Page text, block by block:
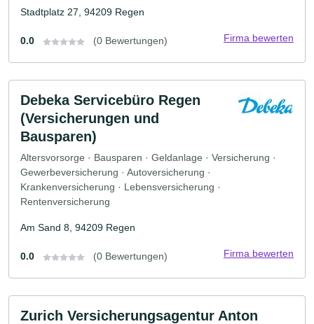
Stadtplatz 27, 94209 Regen
0.0 (0 Bewertungen) Firma bewerten
Debeka Servicebüro Regen
(Versicherungen und
Bausparen)
Altersvorsorge · Bausparen · Geldanlage · Versicherung ·
Gewerbeversicherung · Autoversicherung ·
Krankenversicherung · Lebensversicherung ·
Rentenversicherung
Am Sand 8, 94209 Regen
0.0 (0 Bewertungen) Firma bewerten
Zurich Versicherungsagentur Anton